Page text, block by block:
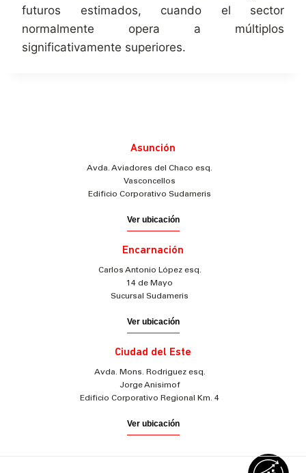
futuros estimados, cuando el sector
normalmente opera a múltiplos
significativamente superiores.
Asunción
Avda. Aviadores del Chaco esq.
Vasconcellos
Edificio Corporativo Sudameris
Ver ubicación
Encarnación
Carlos Antonio López esq.
14 de Mayo
Sucursal Sudameris
Ver ubicación
Ciudad del Este
Avda. Mons. Rodriguez esq.
Jorge Anisimof
Edificio Corporativo Regional Km. 4
Ver ubicación